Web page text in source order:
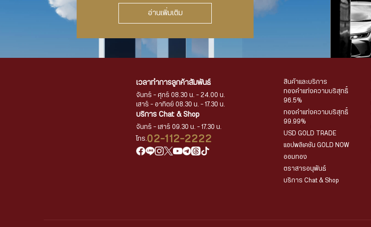
อ่านเพิ่มเติม
เวลาทำการลูกค้าสัมพันธ์
จันทร์ - ศุกร์ 08.30 น. - 24.00 น.
เสาร์ - อาทิตย์ 08.30 น. - 17.30 น.
บริการ Chat & Shop
จันทร์ - เสาร์ 09.30 น. - 17.30 น.
โทร.02-112-2222
สินค้าและบริการ
ทองคำแท่งความบริสุทธิ์
96.5%
ทองคำแท่งความบริสุทธิ์
99.99%
USD GOLD TRADE
แอปพลิเคชัน GOLD NOW
ออมทอง
ตราสารอนุพันธ์
บริการ Chat & Shop